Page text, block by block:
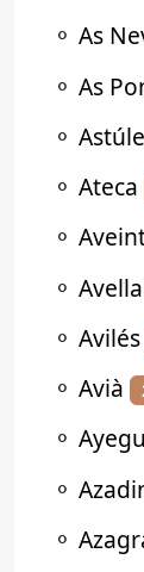
⚬ As
⚬ As
⚬
⚬ Ateca
⚬
⚬
⚬ Avilés
⚬ Avià
⚬
⚬
⚬